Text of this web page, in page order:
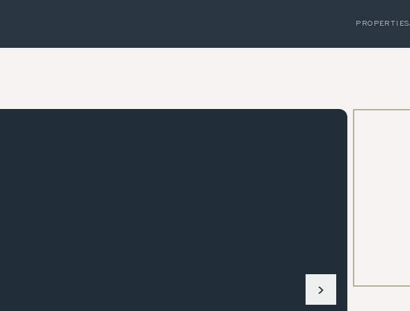
PROPERTIES
›